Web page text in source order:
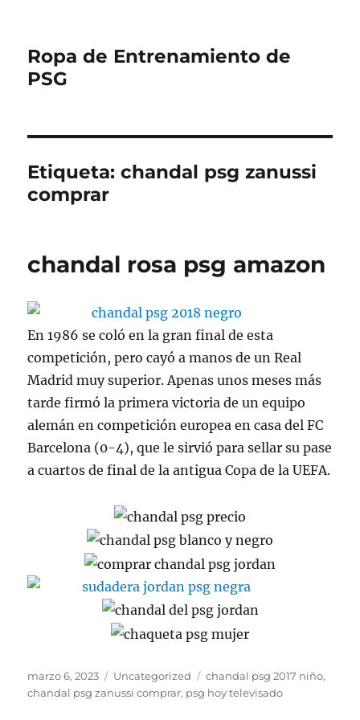
Ropa de Entrenamiento de
PSG
Etiqueta:chandal psg zanussi
comprar
chandal rosa psg amazon
En 1986 se coló en la gran final de esta
competición, pero cayó a manos de un Real
Madrid muy superior. Apenas unos meses más
tarde firmó la primera victoria de un equipo
alemán en competición europea en casa del FC
Barcelona (0-4), que le sirvió para sellar su pase
a cuartos de final de la antigua Copa de la UEFA.
Publicado
el
marzo 6, 2023 Categorías
Uncategorized Etiquetas
chandal psg 2017 niño,
chandal psg zanussi comprar, psg hoy televisado